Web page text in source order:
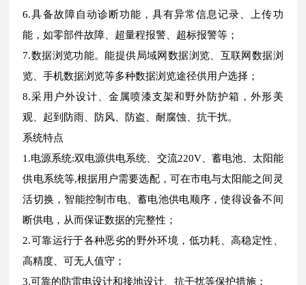
6.具备故障自动诊断功能，具有异常信息记录、上传功
能，如零部件故障、超量程报警、超标报警等；
7.数据浏览功能。能提供局域网数据浏览、互联网数据浏
览、手机数据浏览等多种数据浏览途径供用户选择；
8.采用户外设计、金属喷漆支架和野外防护箱，外形美
观、起到防雨、防风、防盗、耐腐蚀、抗干扰。
系统特点
1.电源系统:双电源供电系统、交流220V、蓄电池、太阳能
供电系统等,根据用户需要选配，可在市电与太阳能之间灵
活切换，智能控制市电、蓄电池供电顺序，使得设备不间
断供电，从而保证数据的完整性；
2.可靠运行于各种恶劣的野外环境，低功耗、高稳定性、
高精度、可无人值守；
3.可靠的防雷电设计和接地设计、抗干扰等保护措施；